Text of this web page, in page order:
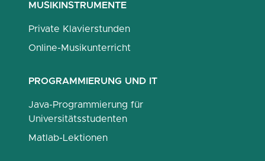
MUSIKINSTRUMENTE
Private Klavierstunden
Online-Musikunterricht
PROGRAMMIERUNG UND IT
Java-Programmierung für
Universitätsstudenten
Matlab-Lektionen